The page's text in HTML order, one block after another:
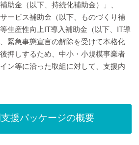
助金（以下、持続化補助金）」、
ービス補助金（以下、ものづくり補
生産性向上IT導入補助金（以下、IT導
緊急事態宣言の解除を受けて本格化
押しするため、中小・小規模事業者
ン等に沿った取組に対して、支援内
援パッケージの概要